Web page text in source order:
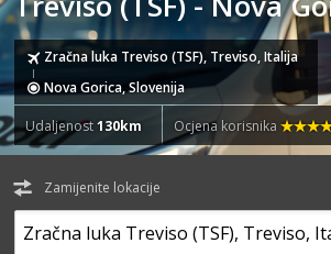
Zračna luka Treviso (TSF), Treviso, Italija
Nova Gorica, Slovenija
Udaljenost130km Ocjena korisnika
Zamijenite lokacije